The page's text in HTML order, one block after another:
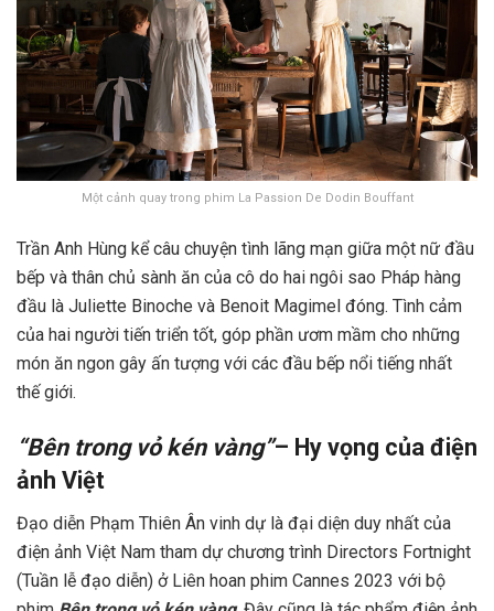
Một cảnh quay trong phim La Passion De Dodin Bouffant
Trần Anh Hùng kể câu chuyện tình lãng mạn giữa một nữ đầu
bếp và thân chủ sành ăn của cô do hai ngôi sao Pháp hàng
đầu là Juliette Binoche và Benoit Magimel đóng. Tình cảm
của hai người tiến triển tốt, góp phần ươm mầm cho những
món ăn ngon gây ấn tượng với các đầu bếp nổi tiếng nhất
thế giới.
“Bên trong vỏ kén vàng”– Hy vọng của điện
ảnh Việt
Đạo diễn Phạm Thiên Ân vinh dự là đại diện duy nhất của
điện ảnh Việt Nam tham dự chương trình Directors Fortnight
(Tuần lễ đạo diễn) ở Liên hoan phim Cannes 2023 với bộ